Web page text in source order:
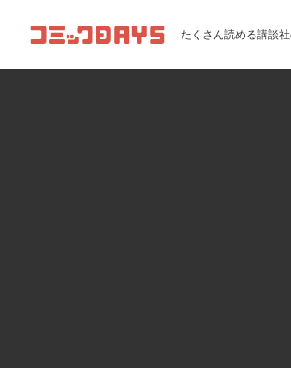
コミックDAYS たくさん読める講談